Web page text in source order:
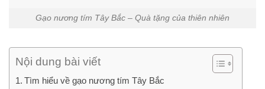
Gạo nương tím Tây Bắc – Quà tặng của thiên nhiên
Nội dung bài viết
Tìm hiểu về gạo nương tím Tây Bắc